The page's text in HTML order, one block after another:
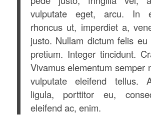
vulputate eget, arcu. In
rhoncus ut, imperdiet a,
justo. Nullam dictum felis
pretium. Integer tincidunt.
Vivamus elementum semper
vulputate eleifend tellus.
ligula, porttitor eu,
eleifend ac, enim.